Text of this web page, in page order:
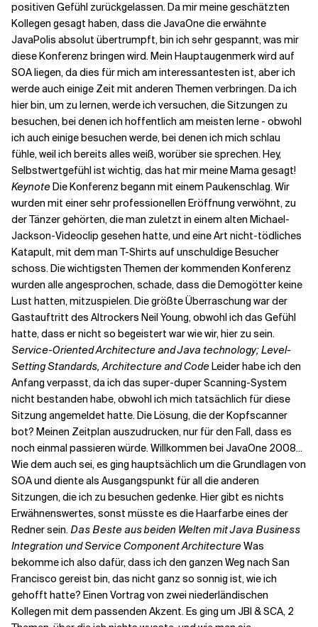
positiven Gefühl zurückgelassen. Da mir meine geschätzten
Kollegen gesagt haben, dass die JavaOne die erwähnte
JavaPolis absolut übertrumpft, bin ich sehr gespannt, was mir
diese Konferenz bringen wird. Mein Hauptaugenmerk wird auf
SOA liegen, da dies für mich am interessantesten ist, aber ich
werde auch einige Zeit mit anderen Themen verbringen. Da ich
hier bin, um zu lernen, werde ich versuchen, die Sitzungen zu
besuchen, bei denen ich hoffentlich am meisten lerne - obwohl
ich auch einige besuchen werde, bei denen ich mich schlau
fühle, weil ich bereits alles weiß, worüber sie sprechen. Hey,
Selbstwertgefühl ist wichtig, das hat mir meine Mama gesagt!
KeynoteDie Konferenz begann mit einem Paukenschlag. Wir
wurden mit einer sehr professionellen Eröffnung verwöhnt, zu
der Tänzer gehörten, die man zuletzt in einem alten Michael-
Jackson-Videoclip gesehen hatte, und eine Art nicht-tödliches
Katapult, mit dem man T-Shirts auf unschuldige Besucher
schoss. Die wichtigsten Themen der kommenden Konferenz
wurden alle angesprochen, schade, dass die Demogötter keine
Lust hatten, mitzuspielen. Die größte Überraschung war der
Gastauftritt des Altrockers Neil Young, obwohl ich das Gefühl
hatte, dass er nicht so begeistert war wie wir, hier zu sein.
Service-Oriented Architecture and Java technology; Level-
Setting Standards, Architecture and CodeLeider habe ich den
Anfang verpasst, da ich das super-duper Scanning-System
nicht bestanden habe, obwohl ich mich tatsächlich für diese
Sitzung angemeldet hatte. Die Lösung, die der Kopfscanner
bot? Meinen Zeitplan auszudrucken, nur für den Fall, dass es
noch einmal passieren würde. Willkommen bei JavaOne 2008...
Wie dem auch sei, es ging hauptsächlich um die Grundlagen von
SOA und diente als Ausgangspunkt für all die anderen
Sitzungen, die ich zu besuchen gedenke. Hier gibt es nichts
Erwähnenswertes, sonst müsste es die Haarfarbe eines der
Redner sein. Das Beste aus beiden Welten mit Java Business
Integration und Service Component ArchitectureWas
bekomme ich also dafür, dass ich den ganzen Weg nach San
Francisco gereist bin, das nicht ganz so sonnig ist, wie ich
gehofft hatte? Einen Vortrag von zwei niederländischen
Kollegen mit dem passenden Akzent. Es ging um JBI & SCA, 2